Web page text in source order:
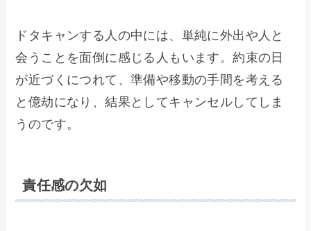
ドタキャンする人の中には、単純に外出や人と
会うことを面倒に感じる人もいます。約束の日
が近づくにつれて、準備や移動の手間を考える
と億劫になり、結果としてキャンセルしてしま
うのです。
責任感の欠如